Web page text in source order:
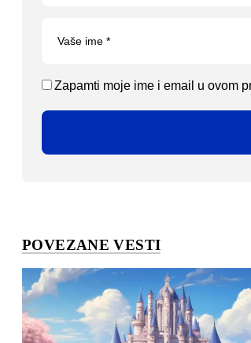
Zapamti moje ime i email u ovom
POVEZANE VESTI